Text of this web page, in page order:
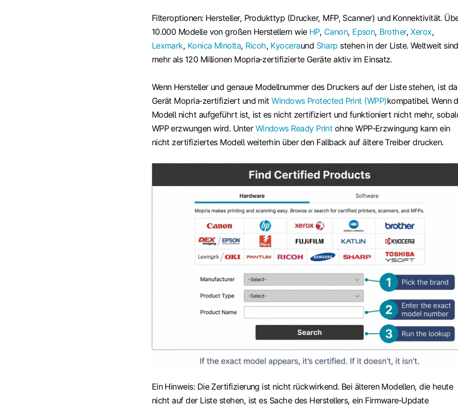
Filteroptionen: Hersteller, Produkttyp (Drucker, MFP, Scanner) und Konnektivität.
10.000 Modelle von großen Herstellern wie HP, Canon, Epson, Brother,Xerox,
Lexmark, Konica Minolta, Ricoh, Kyoceraund Sharp stehen in der Liste. Weltweit sind
mehr als 120 Millionen Mopria‑zertifizierte Geräte aktiv im Einsatz.
Wenn Hersteller und genaue Modellnummer des Druckers auf der Liste stehen, ist
Gerät Mopria‑zertifiziert und mitWindows Protected Print (WPP)kompatibel. Wenn
Modell nicht aufgeführt ist, ist es nicht zertifiziert und funktioniert nicht mehr,
WPP erzwungen wird. Unter Windows Ready Print ohne WPP‑Erzwingung kann ein
nicht zertifiziertes Modell weiterhin über den Fallback auf ältere Treiber drucken.
Ein Hinweis: Die Zertifizierung ist nicht rückwirkend. Bei älteren Modellen, die heute
nicht auf der Liste stehen, ist es Sache des Herstellers, ein Firmware‑Update